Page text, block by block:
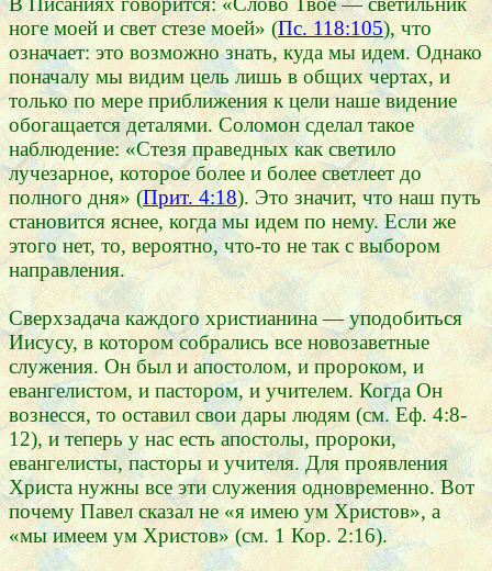
ноге моей и свет стезе моей» (Пс. 118:105), что
означает: это возможно знать, куда мы идем. Однако
поначалу мы видим цель лишь в общих чертах, и
только по мере приближения к цели наше видение
обогащается деталями. Соломон сделал такое
наблюдение: «Стезя праведных как светило
лучезарное, которое более и более светлеет до
полного дня» (Прит. 4:18). Это значит, что наш путь
становится яснее, когда мы идем по нему. Если же
этого нет, то, вероятно, что-то не так с выбором
направления.
Сверхзадача каждого христианина — уподобиться
Иисусу, в котором собрались все новозаветные
служения. Он был и апостолом, и пророком, и
евангелистом, и пастором, и учителем. Когда Он
вознесся, то оставил свои дары людям (см. Еф. 4:8-
12), и теперь у нас есть апостолы, пророки,
евангелисты, пасторы и учителя. Для проявления
Христа нужны все эти служения одновременно. Вот
почему Павел сказал не «я имею ум Христов», а
«мы имеем ум Христов» (см. 1 Кор. 2:16).